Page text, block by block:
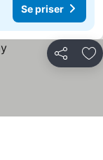
Se priser
Del